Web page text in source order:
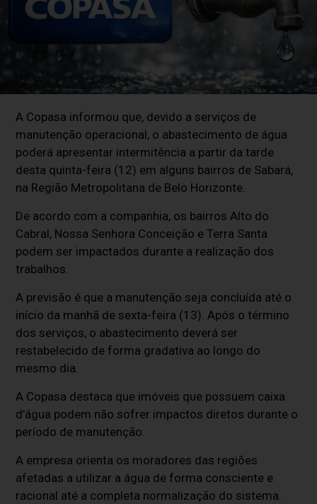
A Copasa informou que, devido a serviços de
manutenção operacional, o abastecimento de água
poderá apresentar intermitência a partir da tarde
desta quinta-feira (12) em alguns bairros de Sabará,
na Região Metropolitana de Belo Horizonte.
De acordo com a companhia, os bairros Alto do
Cabral, Nossa Senhora Conceição e Terra Santa
podem ser impactados durante a realização dos
trabalhos.
A previsão é que a manutenção seja concluída até o
início da manhã de sexta-feira (13). Após o término
dos serviços, o abastecimento deverá ser
restabelecido de forma gradativa ao longo do
mesmo dia.
A Copasa destaca que imóveis que possuem caixa
d’água podem não sofrer impactos diretos durante o
período de manutenção.
A empresa orienta os moradores das regiões
afetadas a utilizar a água de forma consciente e
racional até a completa normalização do sistema.